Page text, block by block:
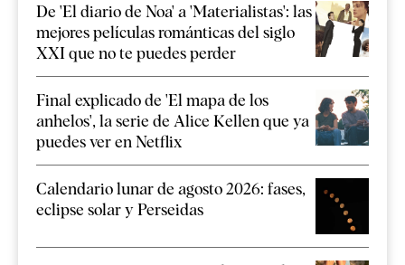
De 'El diario de Noa' a 'Materialistas': las
mejores películas románticas del siglo
XXI que no te puedes perder
Final explicado de 'El mapa de los
anhelos', la serie de Alice Kellen que ya
puedes ver en Netflix
Calendario lunar de agosto 2026: fases,
eclipse solar y Perseidas